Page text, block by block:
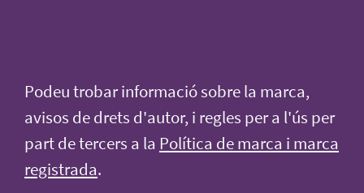
Podeu trobar informació sobre la marca,
avisos de drets d'autor, i regles per a l'ús per
part de tercers a la Política de marca i marca
registrada.